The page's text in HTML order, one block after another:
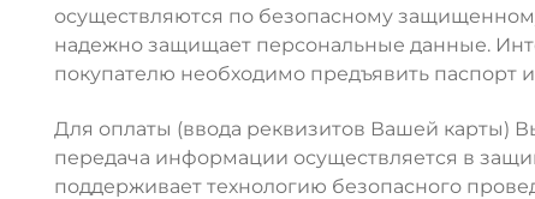
осуществляются по безопасному
надежно защищает персональные данные.
покупателю необходимо предъявить паспорт
Для оплаты (ввода реквизитов Вашей
передача информации осуществляется в
поддерживает технологию безопасного